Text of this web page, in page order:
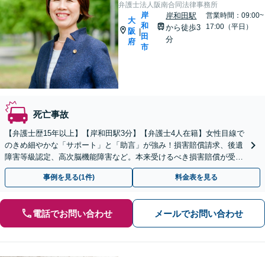
弁護士法人阪南合同法律事務所
大
阪
府
|
岸
和
田
市
岸和田駅
から徒歩3
分
営業時間：09:00~
17:00（平日）
死亡事故
【弁護士歴15年以上】【岸和田駅3分】【弁護士4人在籍】女性目線で
のきめ細やかな「サポート」と「助言」が強み！損害賠償請求、後遺
障害等級認定、高次脳機能障害など。本来受けるべき損害賠償が受け
取れるよう尽力します【弁護士特約、分割払い可】
事例を見る(1件) 料金表を見る
電話でお問い合わせ メールでお問い合わせ